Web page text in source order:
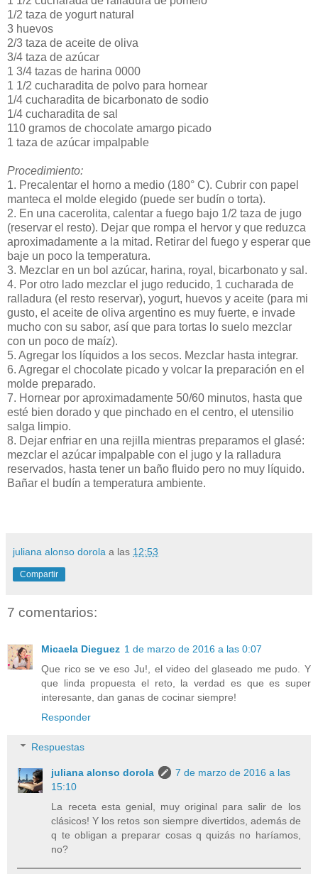
1/2 taza de yogurt natural
3 huevos
2/3 taza de aceite de oliva
3/4 taza de azúcar
1 3/4 tazas de harina 0000
1 1/2 cucharadita de polvo para hornear
1/4 cucharadita de bicarbonato de sodio
1/4 cucharadita de sal
110 gramos de chocolate amargo picado
1 taza de azúcar impalpable
Procedimiento:
1. Precalentar el horno a medio (180° C). Cubrir con papel
manteca el molde elegido (puede ser budín o torta).
2. En una cacerolita, calentar a fuego bajo 1/2 taza de jugo
(reservar el resto). Dejar que rompa el hervor y que reduzca
aproximadamente a la mitad. Retirar del fuego y esperar que
baje un poco la temperatura.
3. Mezclar en un bol azúcar, harina, royal, bicarbonato y sal.
4. Por otro lado mezclar el jugo reducido, 1 cucharada de
ralladura (el resto reservar), yogurt, huevos y aceite (para mi
gusto, el aceite de oliva argentino es muy fuerte, e invade
mucho con su sabor, así que para tortas lo suelo mezclar
con un poco de maíz).
5. Agregar los líquidos a los secos. Mezclar hasta integrar.
6. Agregar el chocolate picado y volcar la preparación en el
molde preparado.
7. Hornear por aproximadamente 50/60 minutos, hasta que
esté bien dorado y que pinchado en el centro, el utensilio
salga limpio.
8. Dejar enfriar en una rejilla mientras preparamos el glasé:
mezclar el azúcar impalpable con el jugo y la ralladura
reservados, hasta tener un baño fluido pero no muy líquido.
Bañar el budín a temperatura ambiente.
juliana alonso dorola a las 12:53
Compartir
7 comentarios:
Micaela Dieguez 1 de marzo de 2016 a las 0:07
Que rico se ve eso Ju!, el video del glaseado me pudo. Y
que linda propuesta el reto, la verdad es que es super
interesante, dan ganas de cocinar siempre!
Responder
Respuestas
juliana alonso dorola
7 de marzo de 2016 a las
15:10
La receta esta genial, muy original para salir de los
clásicos! Y los retos son siempre divertidos, además de
q te obligan a preparar cosas q quizás no haríamos,
no?